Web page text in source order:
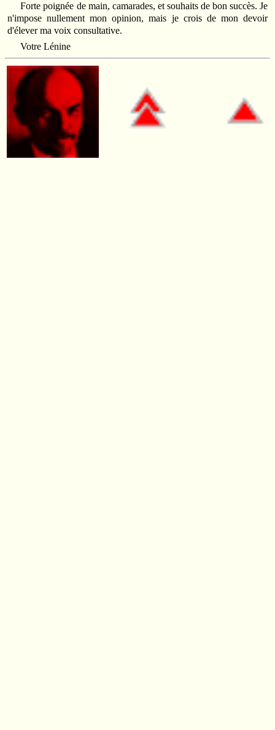
Forte poignée de main, camarades, et souhaits de bon succès. Je
n'impose nullement mon opinion, mais je crois de mon devoir
d'élever ma voix consultative.
Votre Lénine